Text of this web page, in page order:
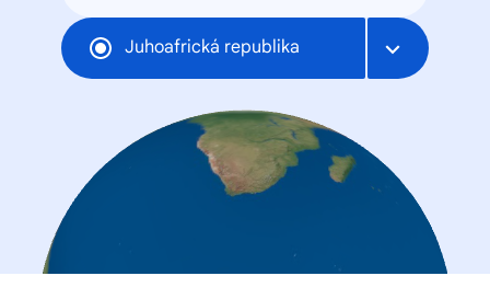
Juhoafrická republika